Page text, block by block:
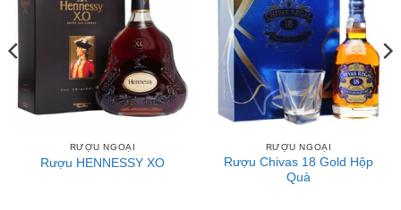
chút Vani, hạt dẻ, kẹo bơ và quả hạch nâu.
Bảo quản : Nơi thoáng mát , không để gần nguồn nóng ,
tránh ánh nắng trực tiếp.
CÁCH THƯỞNG THỨC CHIVAS 12 :
Ướp lạnh trước khi uống.
RƯỢU NGOẠI
Rượu HENNESSY XO
RƯỢU NGOẠI
Rượu Chivas 18 Gold Hộp
Quà